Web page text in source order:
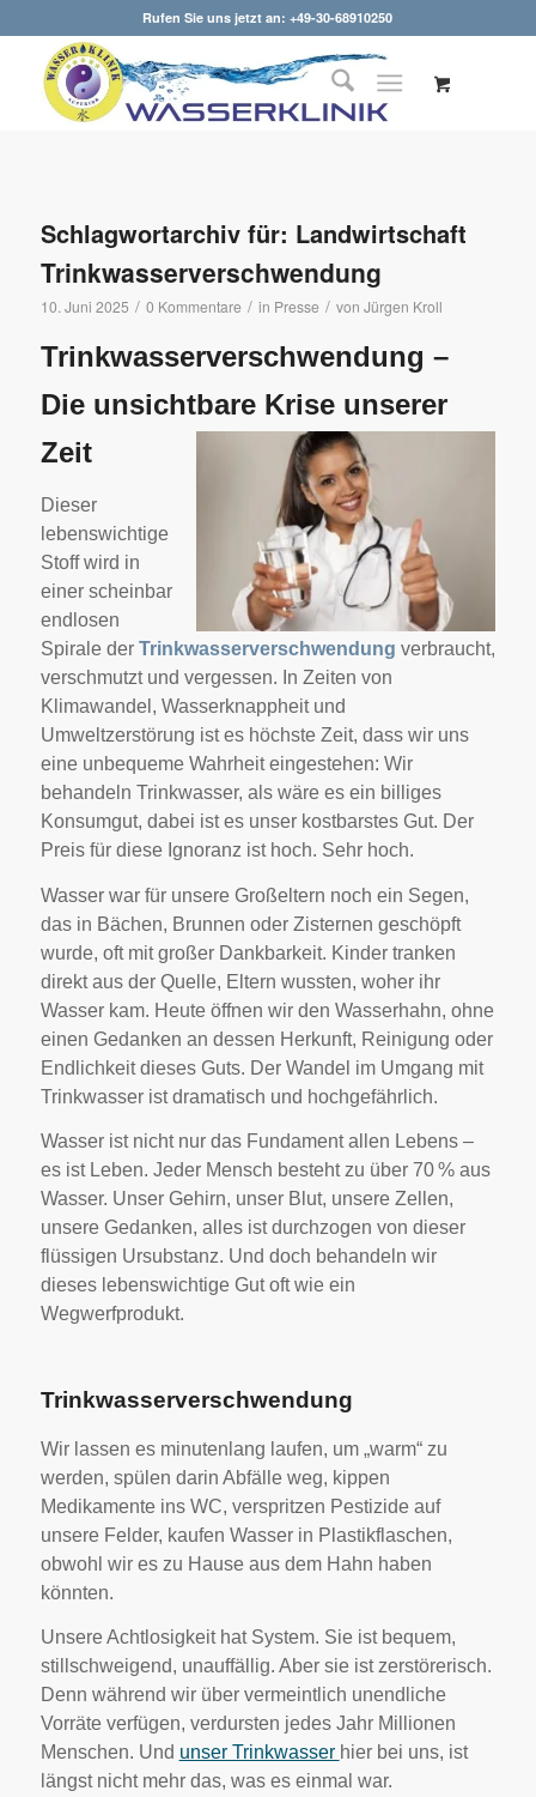
Rufen Sie uns jetzt an: +49-30-68910250
Schlagwortarchiv für: Landwirtschaft
Trinkwasserverschwendung
10. Juni 2025 / 0 Kommentare / in Presse / von Jürgen Kroll
Trinkwasserverschwendung –
Die unsichtbare Krise unserer
Zeit
Dieser
lebenswichtige
Stoff wird in
einer scheinbar
endlosen
Spirale der Trinkwasserverschwendung verbraucht,
verschmutzt und vergessen. In Zeiten von
Klimawandel, Wasserknappheit und
Umweltzerstörung ist es höchste Zeit, dass wir uns
eine unbequeme Wahrheit eingestehen: Wir
behandeln Trinkwasser, als wäre es ein billiges
Konsumgut, dabei ist es unser kostbarstes Gut. Der
Preis für diese Ignoranz ist hoch. Sehr hoch.
Wasser war für unsere Großeltern noch ein Segen,
das in Bächen, Brunnen oder Zisternen geschöpft
wurde, oft mit großer Dankbarkeit. Kinder tranken
direkt aus der Quelle, Eltern wussten, woher ihr
Wasser kam. Heute öffnen wir den Wasserhahn, ohne
einen Gedanken an dessen Herkunft, Reinigung oder
Endlichkeit dieses Guts. Der Wandel im Umgang mit
Trinkwasser ist dramatisch und hochgefährlich.
Wasser ist nicht nur das Fundament allen Lebens –
es ist Leben. Jeder Mensch besteht zu über 70 % aus
Wasser. Unser Gehirn, unser Blut, unsere Zellen,
unsere Gedanken, alles ist durchzogen von dieser
flüssigen Ursubstanz. Und doch behandeln wir
dieses lebenswichtige Gut oft wie ein
Wegwerfprodukt.
Trinkwasserverschwendung
Wir lassen es minutenlang laufen, um „warm“ zu
werden, spülen darin Abfälle weg, kippen
Medikamente ins WC, verspritzen Pestizide auf
unsere Felder, kaufen Wasser in Plastikflaschen,
obwohl wir es zu Hause aus dem Hahn haben
könnten.
Unsere Achtlosigkeit hat System. Sie ist bequem,
stillschweigend, unauffällig. Aber sie ist zerstörerisch.
Denn während wir über vermeintlich unendliche
Vorräte verfügen, verdursten jedes Jahr Millionen
Menschen. Und unser Trinkwasser hier bei uns, ist
längst nicht mehr das, was es einmal war.